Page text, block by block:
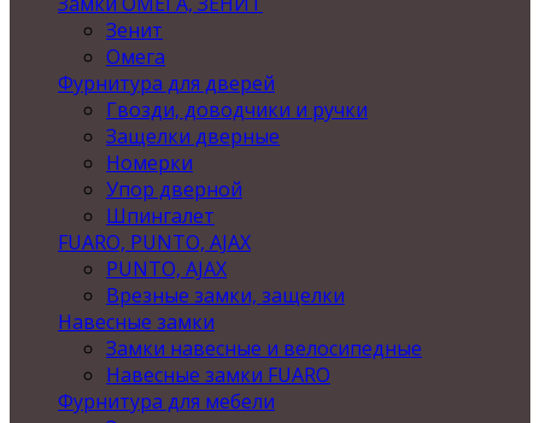
Зенит
Омега
Фурнитура для дверей
Гвозди, доводчики и ручки
Защелки дверные
Номерки
Упор дверной
Шпингалет
FUARO, PUNTO, AJAX
PUNTO, AJAX
Врезные замки, защелки
Навесные замки
Замки навесные и велосипедные
Навесные замки FUARO
Фурнитура для мебели